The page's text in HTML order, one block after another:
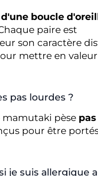
boucle
paire est
son caractère
mettre en
pas lourdes ?
mamutaki pèse
pour être
je suis allergique